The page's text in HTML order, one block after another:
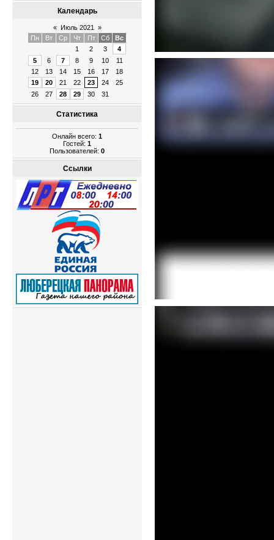
Календарь
« Июль 2021
»
Пн
Вт Ср Чт Пт Сб
Вс
1
2 3
4
5
6 7 8 9 10
11
12
13 14 15 16 17
18
19
20 21 22 23 24
25
26
27 28 29 30 31
Статистика
Онлайн всего: 1
Гостей: 1
Пользователей: 0
Ссылки